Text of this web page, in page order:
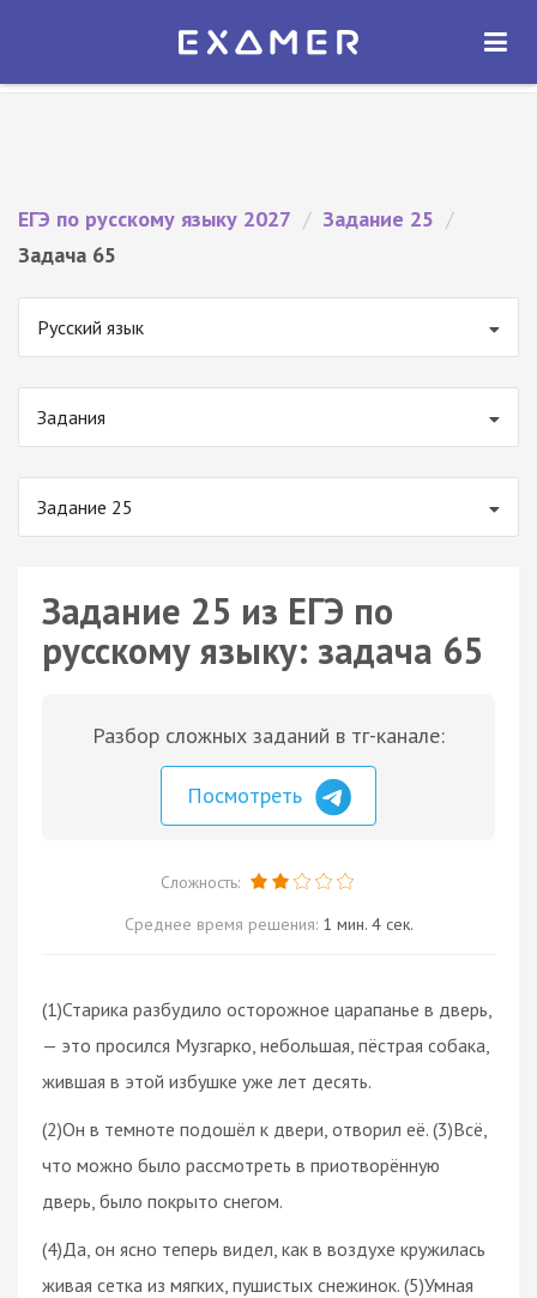
Экзамер — ЕГЭ 2027
ОТКРЫТЬ
ЕГЭ по русскому языку 2027 / Задание 25 /
Задача 65
Русский язык
Задания
Задание 25
Задание 25 из ЕГЭ по
русскому языку: задача 65
Разбор сложных заданий в тг-канале:
Посмотреть
Сложность:
Среднее время решения: 1 мин. 4 сек.
(1)Старика разбудило осторожное царапанье в дверь,
— это просился Музгарко, небольшая, пёстрая собака,
жившая в этой избушке уже лет десять.
(2)Он в темноте подошёл к двери, отворил её. (3)Всё,
что можно было рассмотреть в приотворённую
дверь, было покрыто снегом.
(4)Да, он ясно теперь видел, как в воздухе кружилась
живая сетка из мягких, пушистых снежинок. (5)Умная